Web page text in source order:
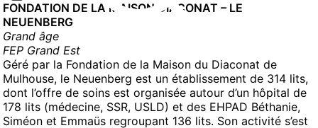
FONDATION DE LA MAISON DIACONAT – LE
NEUENBERG
Grand âge
FEP Grand Est
Géré par la Fondation de la Maison du Diaconat de
Mulhouse, le Neuenberg est un établissement de 314 lits,
dont l’offre de soins est organisée autour d’un hôpital de
178 lits (médecine, SSR, USLD) et des EHPAD Béthanie,
Siméon et Emmaüs regroupant 136 lits. Son activité s’est